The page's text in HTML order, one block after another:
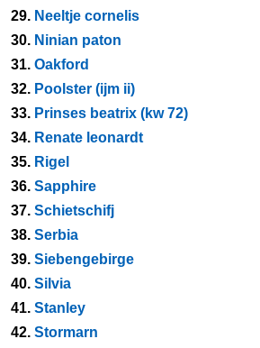
29. Neeltje cornelis
30. Ninian paton
31. Oakford
32. Poolster (ijm ii)
33. Prinses beatrix (kw 72)
34. Renate leonardt
35. Rigel
36. Sapphire
37. Schietschifj
38. Serbia
39. Siebengebirge
40. Silvia
41. Stanley
42. Stormarn